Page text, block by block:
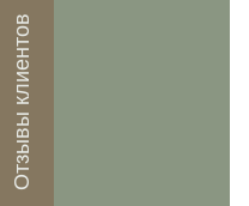
Отзывы клиентов